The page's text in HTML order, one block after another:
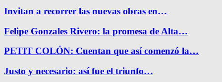
Invitan a recorrer las nuevas obras en…
Felipe Gonzales Rivero: la promesa de Alta…
PETIT COLÓN: Cuentan que así comenzó la…
Justo y necesario: así fue el triunfo…